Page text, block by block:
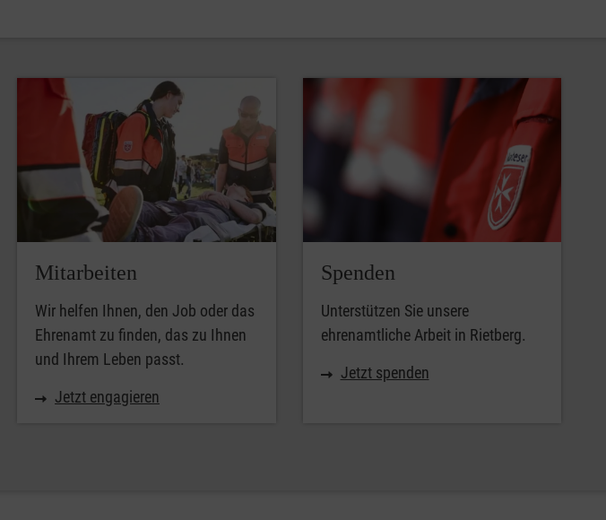
Mitarbeiten
Wir helfen Ihnen, den Job oder das
Ehrenamt zu finden, das zu Ihnen
und Ihrem Leben passt.
Jetzt engagieren
Spenden
Unterstützen Sie unsere
ehrenamtliche Arbeit in Rietberg.
Jetzt spenden